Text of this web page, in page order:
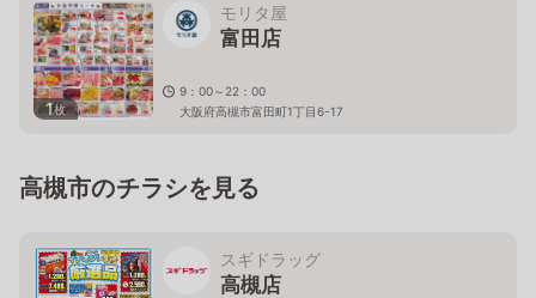
1枚
モリタ屋
富田店
9：00～22：00
大阪府高槻市富田町1丁目6-17
高槻市のチラシを見る
スギドラッグ
高槻店